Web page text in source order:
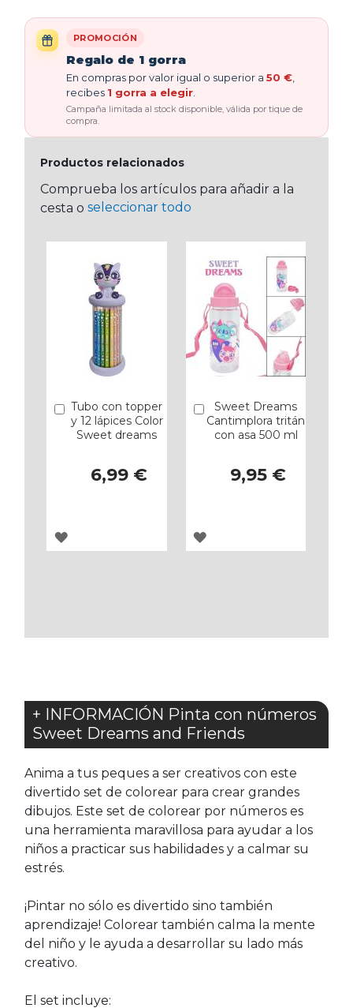
PROMOCIÓN
Regalo de 1 gorra
En compras por valor igual o superior a 50 €
recibes 1 gorra a elegir
Campaña limitada al stock disponible, válida por tique de
compra.
Productos relacionados
Comprueba los artículos para añadir a la
cesta o seleccionar todo
Tubo con topper
y 12 lápices Color
Sweet dreams
6,99 €
Añadir
AGREGAR
Sweet Dreams
Cantimplora tritán
con asa 500 ml
9,95 €
Añadir
AGREGAR
+ INFORMACIÓN Pinta con números
Sweet Dreams and Friends
Anima a tus peques a ser creativos con este
divertido set de colorear para crear grandes
dibujos. Este set de colorear por números es
una herramienta maravillosa para ayudar a los
niños a practicar sus habilidades y a calmar su
estrés.
¡Pintar no sólo es divertido sino también
aprendizaje! Colorear también calma la mente
del niño y le ayuda a desarrollar su lado más
creativo.
El set incluye: